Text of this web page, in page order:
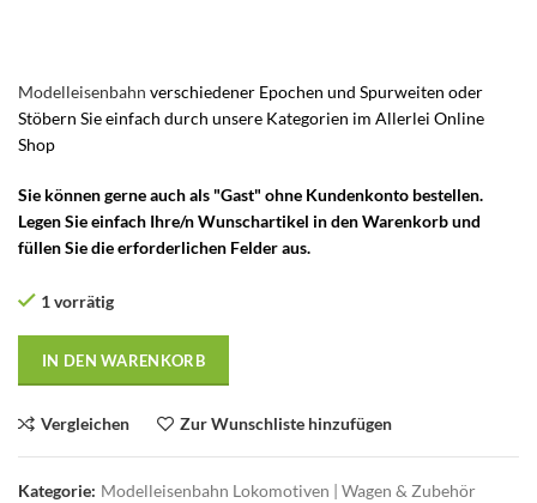
Modelleisenbahn verschiedener Epochen und Spurweiten oder
Stöbern Sie einfach durch unsere Kategorien im Allerlei Online
Shop
Sie können gerne auch als "Gast" ohne Kundenkonto bestellen.
Legen Sie einfach Ihre/n Wunschartikel in den Warenkorb und
füllen Sie die erforderlichen Felder aus.
1 vorrätig
IN DEN WARENKORB
Vergleichen Zur Wunschliste hinzufügen
Kategorie: Modelleisenbahn Lokomotiven | Wagen & Zubehör